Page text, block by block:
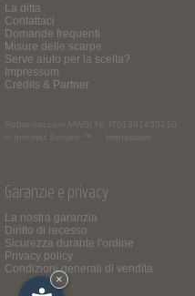
La ditta
Contattaci
Domande frequenti
Misure delle scarpe
Serve aiuto per la scelta?
Impressum
Credits & Partner
Rabanser.com
MWSt.Nr. IT01391430210
© Internet Service ™ -
Impressum
Garanzie e privacy
La nostra garanzia
Diritto di recesso
Sicurezza durante l'ordine
Privacy policy
Condizioni generali di vendita
×